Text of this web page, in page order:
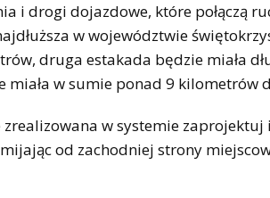
i drogi dojazdowe, które połączą
w województwie
druga estakada będzie miała
w sumie ponad 9 kilometrów
w systemie
od zachodniej strony